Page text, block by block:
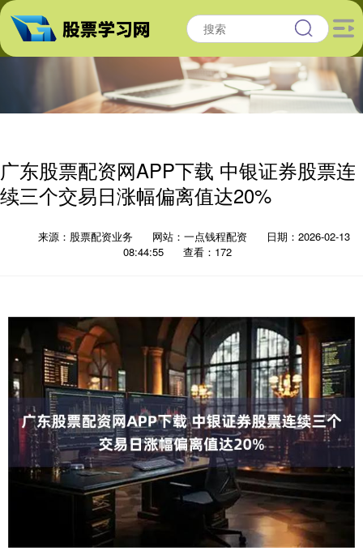
广东股票配资网APP下载 中银证券股票连
续三个交易日涨幅偏离值达20%
来源：股票配资业务 网站：一点钱程配资
日期：2026-02-13
08:44:55
查看：172